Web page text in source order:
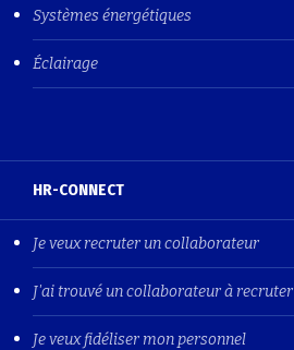
Systèmes énergétiques
Éclairage
HR-CONNECT
Je veux recruter un collaborateur
J'ai trouvé un collaborateur à recruter
Je veux fidéliser mon personnel